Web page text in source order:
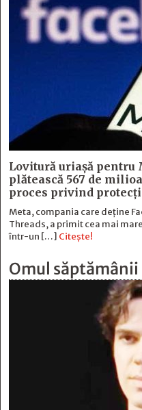
Lovitură uriașă pentru
plătească 567 de
proces privind
Meta, compania care deține
Threads, a primit cea mai
într-un […] Citește!
Omul săptămânii